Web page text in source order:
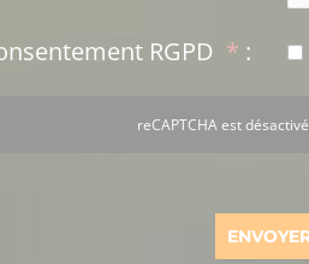
* :
reCAPTCHA est